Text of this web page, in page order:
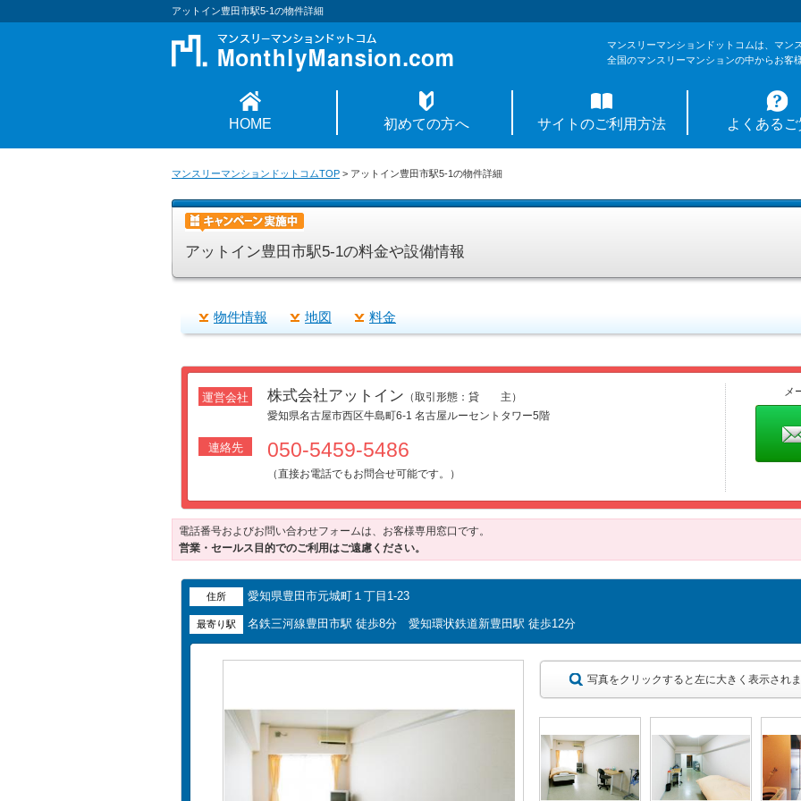
アットイン豊田市駅5-1の物件詳細
マンスリーマンションドットコムは、マン
全国のマンスリーマンションの中からお客
HOME 初めての方へ サイトのご利用方法 よくある
マンスリーマンションドットコムTOP > アットイン豊田市駅5-1の物件詳細
アットイン豊田市駅5-1の料金や設備情報
物件情報 地図 料金
運営会社 株式会社アットイン （取引形態：貸 主）
愛知県名古屋市西区牛島町6-1 名古屋ルーセントタワー5階
連絡先 050-5459-5486
（直接お電話でもお問合せ可能です。）
メ
電話番号およびお問い合わせフォームは、お客様専用窓口です。
営業・セールス目的でのご利用はご遠慮ください。
住所 愛知県豊田市元城町１丁目1-23
最寄り駅 名鉄三河線豊田市駅 徒歩8分 愛知環状鉄道新豊田駅 徒歩12分
写真をクリックすると左に大きく表示され